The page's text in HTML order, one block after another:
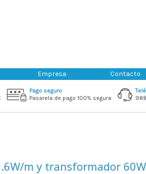
Empresa Contacto
Pago seguro
Pasarela de pago 100% segura
m y transformador 60W